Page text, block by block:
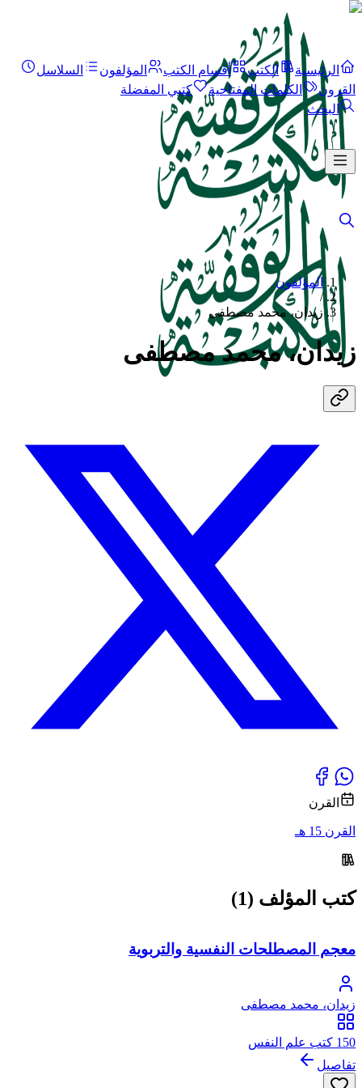
الرئيسية الكتب أقسام الكتب المؤلفون
السلاسل
القرون
الكلمات المفتاحية
كتبي المفضلة
البحث
المؤلفون
/
زيدان، محمد مصطفى
زيدان، محمد مصطفى
القرن
القرن 15 هـ
كتب المؤلف (1)
معجم المصطلحات النفسية والتربوية
زيدان، محمد مصطفى
150 كتب علم النفس
تفاصيل